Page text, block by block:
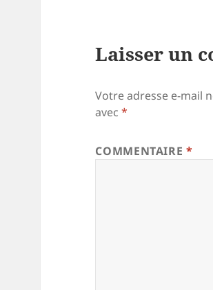
Laisser un
Votre adresse e-mail
avec*
COMMENTAIRE*